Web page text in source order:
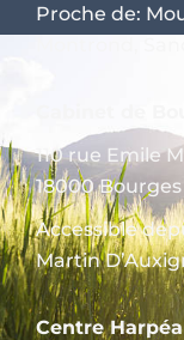
Proche de:
110 rue Emile
18000 Bourges
Accessible
Martin
Centre Harpéa